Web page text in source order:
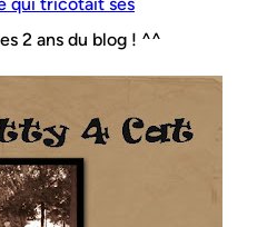
qui tricotait ses
2 ans du blog ! ^^